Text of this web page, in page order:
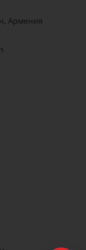
Армения